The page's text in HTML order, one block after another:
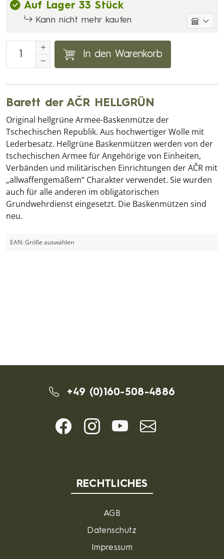
Auf Lager 33 Stück
Kann nicht mehr kaufen
In den Warenkorb
Barett der AČR HELLGRÜN
Original hellgrüne Armee-Baskenmütze der
Tschechischen Republik. Aus hochwertiger Wolle mit
Lederbesatz. Hellgrüne Baskenmützen werden von der
tschechischen Armee für Angehörige von Einheiten,
Verbänden und militärischen Einrichtungen der AČR mit
„allwaffengemäßem“ Charakter verwendet. Sie wurden
auch für alle anderen im obligatorischen
Grundwehrdienst eingesetzt. Die Baskenmützen sind
neu.
EAN:Größe auswählen
+49 (0)160-508-4886
RECHTLICHES
AGB
Datenschutz
Impressum